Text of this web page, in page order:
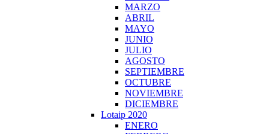
MARZO
ABRIL
MAYO
JUNIO
JULIO
AGOSTO
SEPTIEMBRE
OCTUBRE
NOVIEMBRE
DICIEMBRE
Lotaip 2020
ENERO